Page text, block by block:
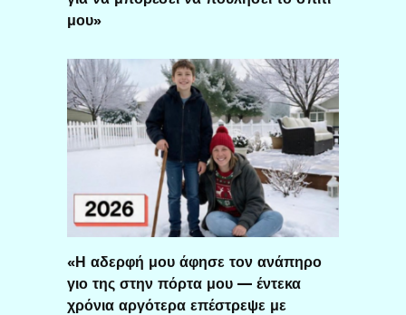
μου»
«Η αδερφή μου άφησε τον ανάπηρο
γιο της στην πόρτα μου — έντεκα
χρόνια αργότερα επέστρεψε με